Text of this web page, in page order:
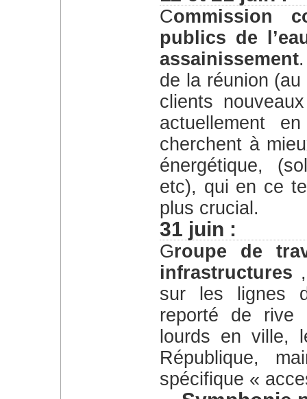
Commission consultative sur les services
publics de
assainissement
de la réunion
clients
actuellement
cherchent à
énergétique,
etc), qui en ce
plus crucial.
31 juin :
Groupe de travail trimestriel transports et
infrastructures
sur les lignes
reporté de rive
lourds en ville,
République,
spécifique «